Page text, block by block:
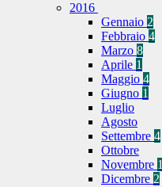
2016
Gennaio 2
Febbraio 4
Marzo 8
Aprile 1
Maggio 4
Giugno 1
Luglio
Agosto
Settembre 4
Ottobre
Novembre 1
Dicembre 2